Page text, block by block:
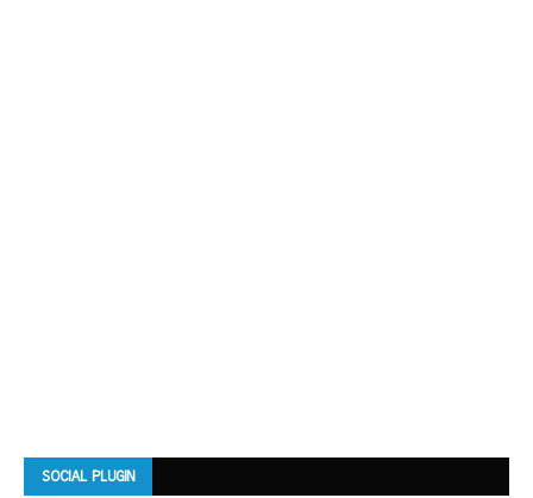
SOCIAL PLUGIN